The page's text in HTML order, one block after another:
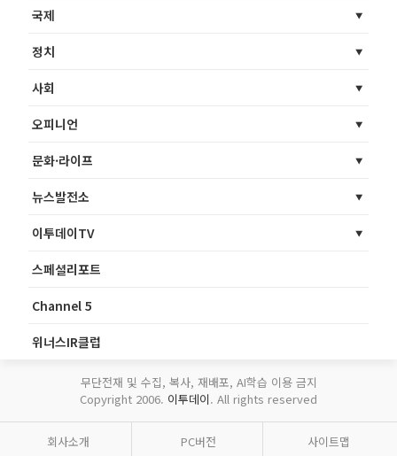
국제
정치
사회
오피니언
문화·라이프
뉴스발전소
이투데이TV
스페셜리포트
Channel 5
위너스IR클럽
무단전재 및 수집, 복사, 재배포, AI학습 이용 금지
Copyright 2006. 이투데이. All rights reserved
회사소개 PC버전 사이트맵